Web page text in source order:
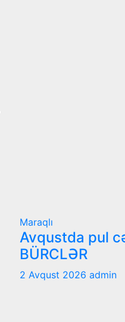
Maraqlı
Avqustda pul
BÜRCLƏR
2 Avqust 2026 admin